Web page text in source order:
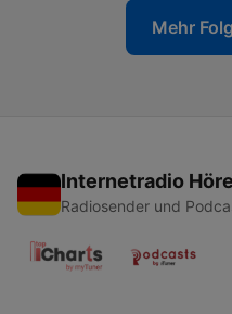
Mehr
Internetradio
Radiosender und